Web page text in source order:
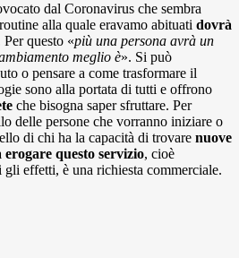
dal Coronavirus che sembra
alla quale eravamo abituati dovrà
Per questo «più una persona avrà un
meglio è». Si può
o pensare a come trasformare il
sono alla portata di tutti e offrono
che bisogna saper sfruttare. Per
delle persone che vorranno iniziare o
di chi ha la capacità di trovare nuove
questo servizio, cioè
effetti, è una richiesta commerciale.